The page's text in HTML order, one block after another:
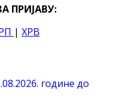
ПРИЈАВУ:
| ХРВ